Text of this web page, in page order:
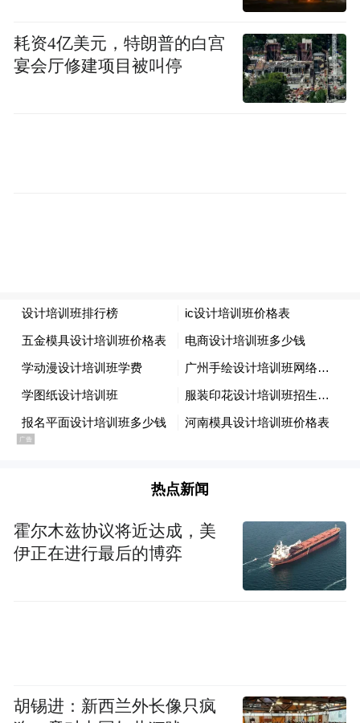
味，大开眼界、大饱口福，赞不绝口。
“永和枣羊”系列产品，得到行业的广泛关注
示，将积极发挥桥梁和纽带作用，加强与“永
耗资4亿美元，特朗普的白宫
宴会厅修建项目被叫停
热点新闻
霍尔木兹协议将近达成，美
伊正在进行最后的博弈
胡锡进：新西兰外长像只疯